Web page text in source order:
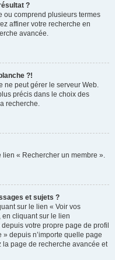
?
ou comprend plusieurs termes
affiner votre recherche en
avancée.
?!
ne peut gérer le serveur Web.
précis dans le choix des
recherche.
« Rechercher un membre ».
et sujets ?
sur le lien « Voir vos
en cliquant sur le lien
votre propre page de profil
depuis n’importe quelle page
la page de recherche avancée et